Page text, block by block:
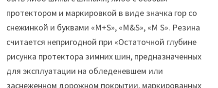
протектором и маркировкой в виде значка гор со
снежинкой и буквами «М+S», «M&S», «M S». Резина
считается непригодной при «Остаточной глубине
рисунка протектора зимних шин, предназначенных
для эксплуатации на обледеневшем или
заснеженном дорожном покрытии, маркированных